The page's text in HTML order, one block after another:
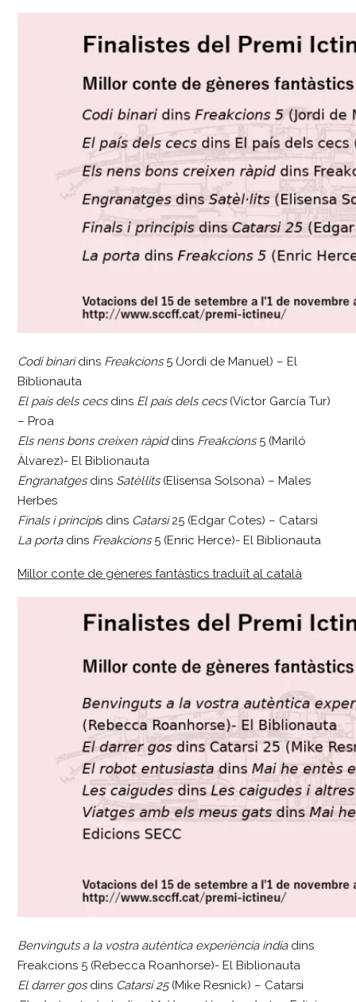
Codi binaridins Freakcions5 (Jordi de Manuel) – El
Biblionauta
El país dels cecsdins El país dels cecs(Víctor García Tur)
– Proa
Els nens bons creixen ràpiddins Freakcions5 (Mariló
Àlvarez)- El Biblionauta
Engranatgesdins Satèl·lits(Elisensa Solsona) – Males
Herbes
Finals i principis dins Catarsi25 (Edgar Cotes) – Catarsi
La portadins Freakcions5 (Enric Herce)- El Biblionauta
Millor conte de gèneres fantàstics traduït al català
Benvinguts a la vostra autèntica experiència indiadins
Freakcions 5 (Rebecca Roanhorse)- El Biblionauta
El darrer gosdins Catarsi 25(Mike Resnick) – Catarsi